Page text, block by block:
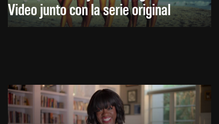
Video junto con la serie original